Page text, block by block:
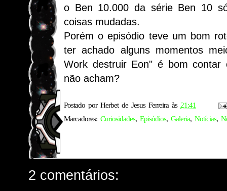
o Ben 10.000 da série Ben 10
coisas mudadas.
Porém o episódio teve um bom
ter achado alguns momentos
Work destruir Eon" é bom contar
não acham?
Postado por Herbet de Jesus Ferreira às 21:41
Marcadores: Curiosidades, Episódios, Galeria, Notícias,
2 comentários: